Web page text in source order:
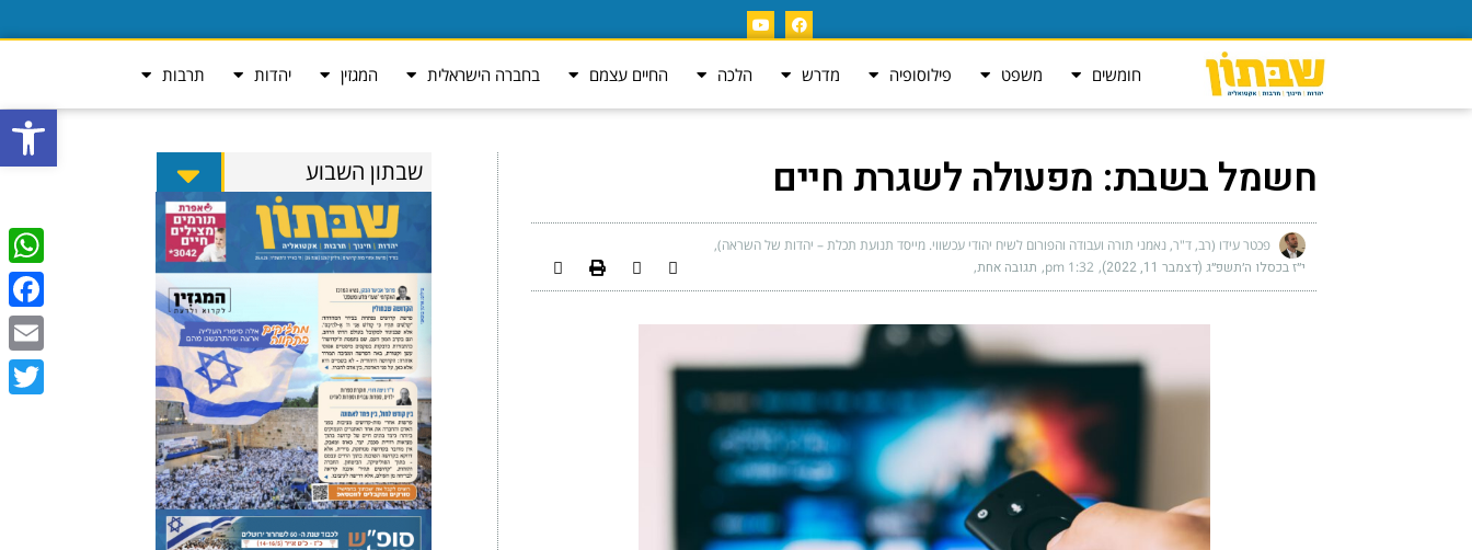
פתח
חומשים משפט פילוסופיה מדרש הלכה החיים עצמם בחברה הישראלית המגזין יהדות תרבות
חשמל בשבת: מפעולה לשגרת חיים
פכטר עידו (רב, ד"ר, נאמני תורה ועבודה והפורום לשיח יהודי עכשווי. מייסד תנועת תכלת – יהדות של השראה)
י״ז בכסלו ה׳תשפ״ג (דצמבר 11, 2022) 1:32 pm תגובה אחת
שבתון השבוע
Email